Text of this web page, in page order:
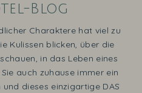
Blog
Charaktere hat viel zu
Kulissen blicken, über die
in das Leben eines
auch zuhause immer ein
dieses einzigartige DAS